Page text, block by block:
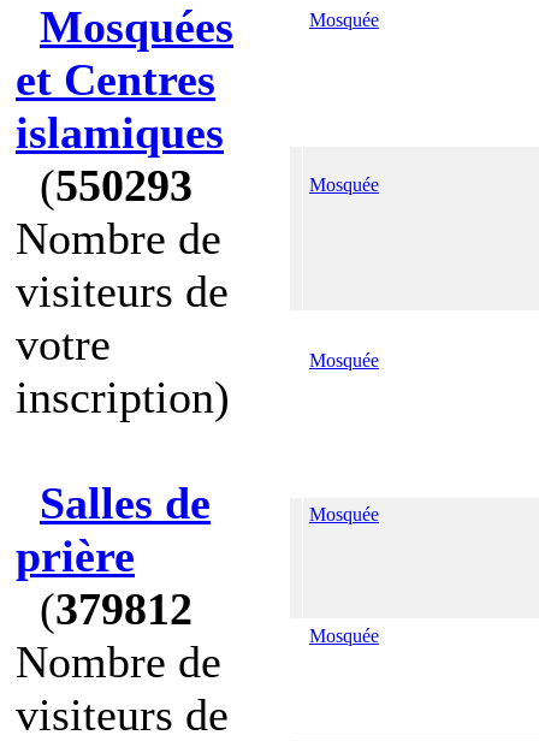
Mosquées
et Centres
islamiques
(550293
Nombre de
visiteurs de
votre
inscription)
Salles de
prière
(379812
Nombre de
visiteurs de
Mosquée
Mosquée
Mosquée
Mosquée
Mosquée